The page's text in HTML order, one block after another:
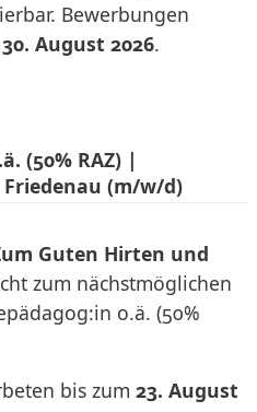
Bewerbungen
30. August 2026.
(50% RAZ) |
(m/w/d)
Guten Hirten und
zum nächstmöglichen
o.ä. (50%
bis zum 23. August